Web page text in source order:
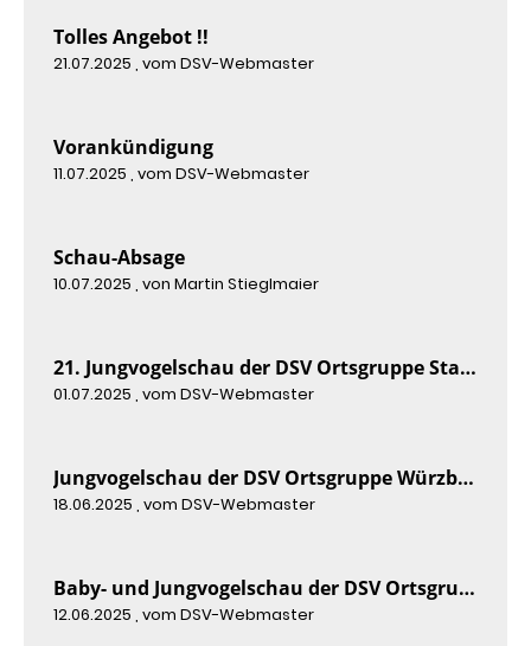
Tolles Angebot !!
21.07.2025 , vom DSV-Webmaster
Vorankündigung
11.07.2025 , vom DSV-Webmaster
Schau-Absage
10.07.2025 , von Martin Stieglmaier
21. Jungvogelschau der DSV Ortsgruppe Stammtischfreunde Rhein-Erft 2025
01.07.2025 , vom DSV-Webmaster
Jungvogelschau der DSV Ortsgruppe Würzburg 2025
18.06.2025 , vom DSV-Webmaster
Baby- und Jungvogelschau der DSV Ortsgruppe Trier 2025
12.06.2025 , vom DSV-Webmaster